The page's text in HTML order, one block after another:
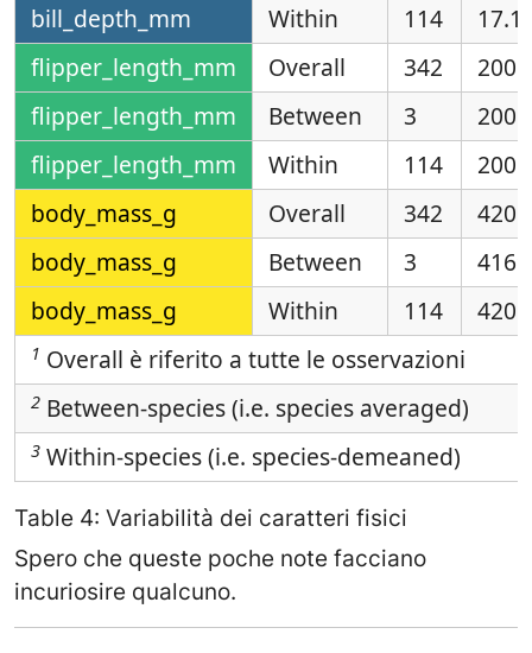
bill_depth_mm
Within 114
flipper_length_mm
Overall 342
flipper_length_mm
Between 3
flipper_length_mm
Within 114
body_mass_g
Overall 342
body_mass_g
Between 3
body_mass_g
Within 114
1 Overall è riferito a tutte le osservazioni
2 Between-species (i.e. species averaged)
3 Within-species (i.e. species-demeaned)
Table 4: Variabilità dei caratteri fisici
Spero che queste poche note facciano
incuriosire qualcuno.